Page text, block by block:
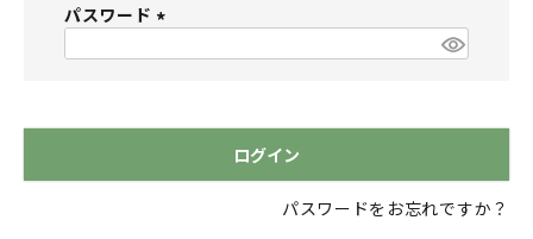
パスワード
)
ログイン
パスワードをお忘れですか？